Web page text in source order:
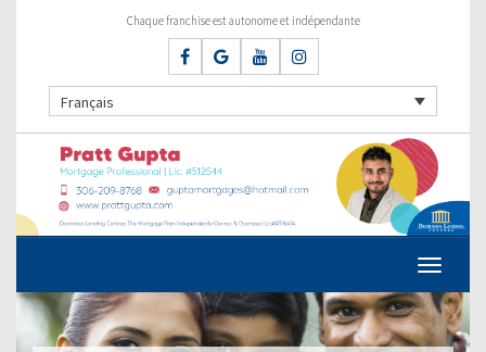
Chaque franchise est autonome et indépendante
Français